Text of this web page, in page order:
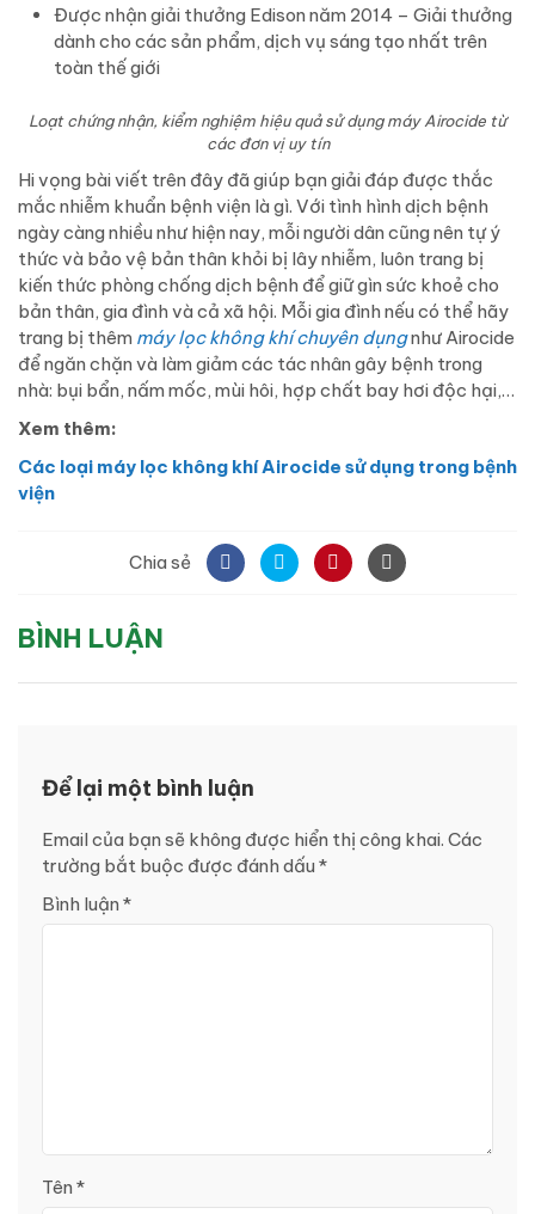
Được nhận giải thưởng Edison năm 2014 – Giải thưởng
dành cho các sản phẩm, dịch vụ sáng tạo nhất trên
toàn thế giới
Loạt chứng nhận, kiểm nghiệm hiệu quả sử dụng máy Airocide từ
các đơn vị uy tín
Hi vọng bài viết trên đây đã giúp bạn giải đáp được thắc
mắc nhiễm khuẩn bệnh viện là gì. Với tình hình dịch bệnh
ngày càng nhiều như hiện nay, mỗi người dân cũng nên tự ý
thức và bảo vệ bản thân khỏi bị lây nhiễm, luôn trang bị
kiến thức phòng chống dịch bệnh để giữ gìn sức khoẻ cho
bản thân, gia đình và cả xã hội. Mỗi gia đình nếu có thể hãy
trang bị thêm máy lọc không khí chuyên dụngnhư Airocide
để ngăn chặn và làm giảm các tác nhân gây bệnh trong
nhà: bụi bẩn, nấm mốc, mùi hôi, hợp chất bay hơi độc hại,…
Xem thêm:
Các loại máy lọc không khí Airocide sử dụng trong bệnh
viện
Chia sẻ
BÌNH LUẬN
Để lại một bình luận
Email của bạn sẽ không được hiển thị công khai. Các
trường bắt buộc được đánh dấu *
Bình luận *
Tên *